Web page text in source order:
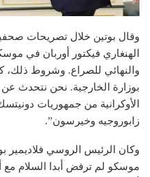
وقال بوتين خلال تصريحات
الهنغاري فيكتور أوربان في
والنهائي للصراع. وشروط
بوزارة الخارجية. نحن نتحدث
الأوكرانية من جمهوريات
زابوروجيه وخيرسون”.
وكان الرئيس الروسي فلاديمير
موسكو لم ترفض أبدا السلام مع